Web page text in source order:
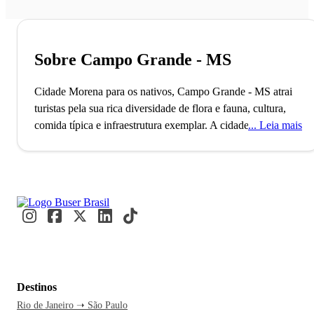
Sobre Campo Grande - MS
Cidade Morena para os nativos, Campo Grande - MS atrai
turistas pela sua rica diversidade de flora e fauna, cultura,
comida típica e infraestrutura exemplar. A cidade de Campo
município também conhecido como Cidade Morena, devido
à terra avermelhada da região, foi originalmente fundado por
Nacional das Emas; entre outros.
Grande é baseada no comércio de mercadorias, cultivo de
Leia mais
Destinos
Rio de Janeiro ➝ São Paulo